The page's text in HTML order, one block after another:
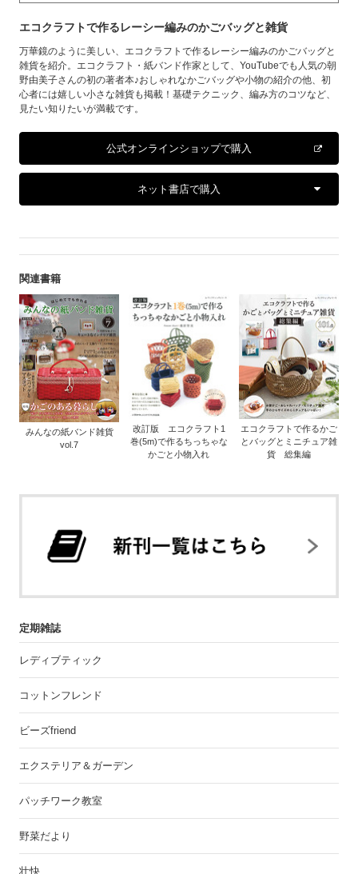
エコクラフトで作るレーシー編みのかごバッグと雑貨
万華鏡のように美しい、エコクラフトで作るレーシー編みのかごバッグと
雑貨を紹介。エコクラフト・紙バンド作家として、YouTubeでも人気の朝
野由美子さんの初の著者本♪おしゃれなかごバッグや小物の紹介の他、初
心者には嬉しい小さな雑貨も掲載！基礎テクニック、編み方のコツなど、
見たい知りたいが満載です。
公式オンラインショップで購入
ネット書店で購入
関連書籍
みんなの紙バンド雑貨
vol.7
改訂版 エコクラフト1
巻(5m)で作るちっちゃな
かごと小物入れ
エコクラフトで作るかご
とバッグとミニチュア雑
貨 総集編
定期雑誌
レディブティック
コットンフレンド
ビーズfriend
エクステリア＆ガーデン
パッチワーク教室
野菜だより
壮快